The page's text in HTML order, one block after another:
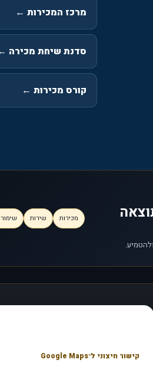
מרכז המכירות ←
סדנת שיחת מכירה
קורס מכירות ←
מכירות שירות
קישור חיצוני ל־Google Maps